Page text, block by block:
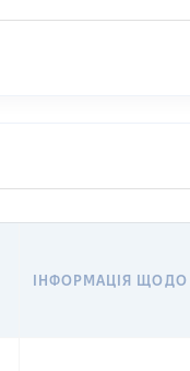
ІНФОРМАЦІЯ